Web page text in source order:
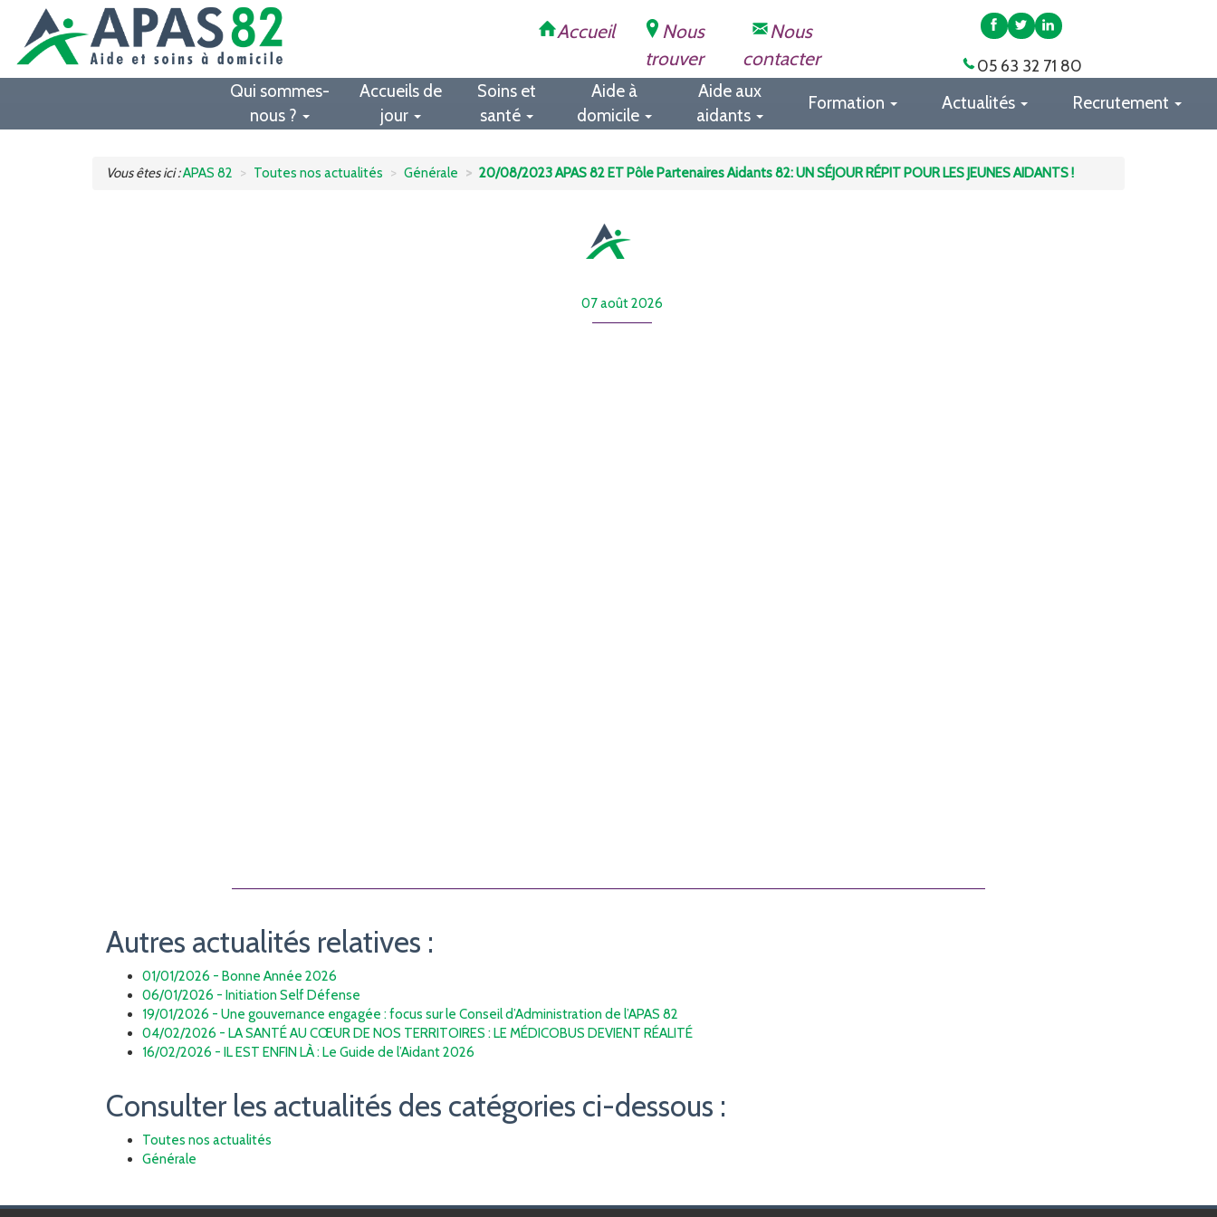
Accueil
Nous
trouver
Nous
contacter
APAS
sur
Facebook
APAS
sur
Twitter
APAS
sur
LinkedIn
05 63 32 71 80
Qui sommes-
nous ?
Accueils de
jour
Soins et
santé
Aide à
domicile
Aide aux
aidants
Formation Actualités Recrutement
Vous êtes ici :APAS 82 Toutes nos actualités Générale 20/08/2023 APAS 82 ET Pôle Partenaires Aidants 82: UN SÉJOUR RÉPIT POUR LES JEUNES AIDANTS !
07 août 2026
Autres actualités relatives :
01/01/2026 - Bonne Année 2026
06/01/2026 - Initiation Self Défense
19/01/2026 - Une gouvernance engagée : focus sur le Conseil d’Administration de l’APAS 82
04/02/2026 - LA SANTÉ AU CŒUR DE NOS TERRITOIRES : LE MÉDICOBUS DEVIENT RÉALITÉ
16/02/2026 - IL EST ENFIN LÀ : Le Guide de l’Aidant 2026
Consulter les actualités des catégories ci-dessous :
Toutes nos actualités
Générale